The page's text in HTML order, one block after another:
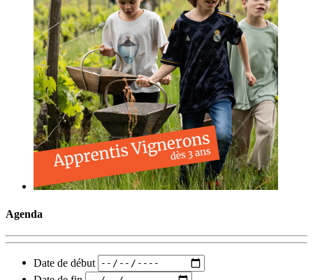
Agenda
Date de début